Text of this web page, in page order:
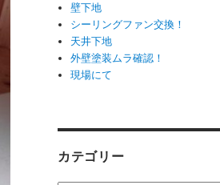
壁下地
シーリングファン交換！
天井下地
外壁塗装ムラ確認！
現場にて
カテゴリー